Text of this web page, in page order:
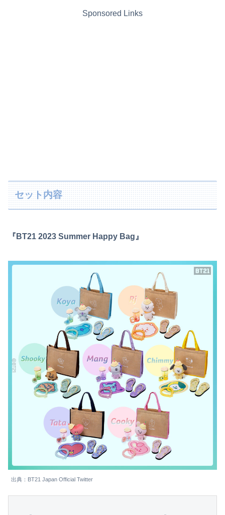
Sponsored Links
セット内容
『BT21 2023 Summer Happy Bag』
出典：BT21 Japan Official Twitter